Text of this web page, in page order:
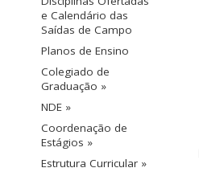
e Calendário das
Saídas de Campo
Planos de Ensino
Colegiado de
Graduação »
NDE »
Coordenação de
Estágios »
Estrutura Curricular »